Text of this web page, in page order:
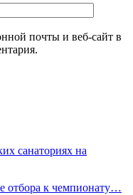
почты и веб-сайт в
санаториях на
отбора к чемпионату…